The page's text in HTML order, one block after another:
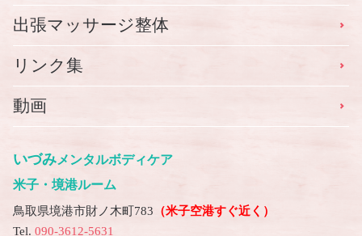
いづみメンタルボディケア
米子・境港ルーム
鳥取県境港市財ノ木町783 （米子空港すぐ近く）
Tel. 090-3612-5631
出張マッサージ整体
リンク集
動画